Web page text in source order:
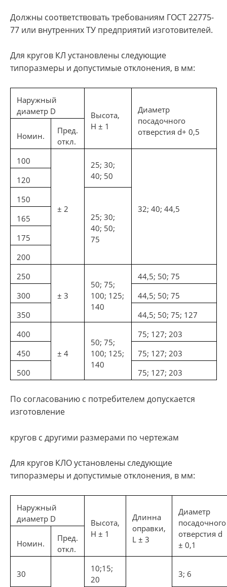
Должны соответствовать требованиям ГОСТ 22775-
77 или внутренних ТУ предприятий изготовителей.
Для кругов КЛ установлены следующие
типоразмеры и допустимые отклонения, в мм:
Наружный
диаметр D
Высота,
Н ± 1
Диаметр
посадочного
отверстия d+ 0,5
Номин.
Пред.
откл.
100
± 2
25; 30;
40; 50
32; 40; 44,5
120
150
25; 30;
40; 50;
75
165
175
200
250
± 3
50; 75;
100; 125;
140
44,5; 50; 75
300
44,5; 50; 75
350
44,5; 50; 75; 127
400
± 4
50; 75;
100; 125;
140
75; 127; 203
450
75; 127; 203
500
75; 127; 203
По согласованию с потребителем допускается
изготовление
кругов с другими размерами по чертежам
Для кругов КЛО установлены следующие
типоразмеры и допустимые отклонения, в мм:
Наружный
диаметр D
Высота,
Н ± 1
Длинна
оправки,
L ± 3
Диаметр
посадочного
отверстия d
± 0,1
Номин.
Пред.
откл.
30
10;15;
20
3; 6